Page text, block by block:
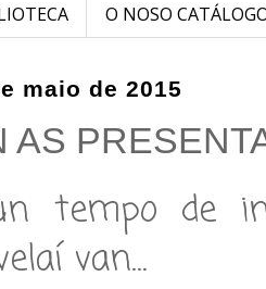
O NOSO
maio de 2015
AS
tempo de
van…